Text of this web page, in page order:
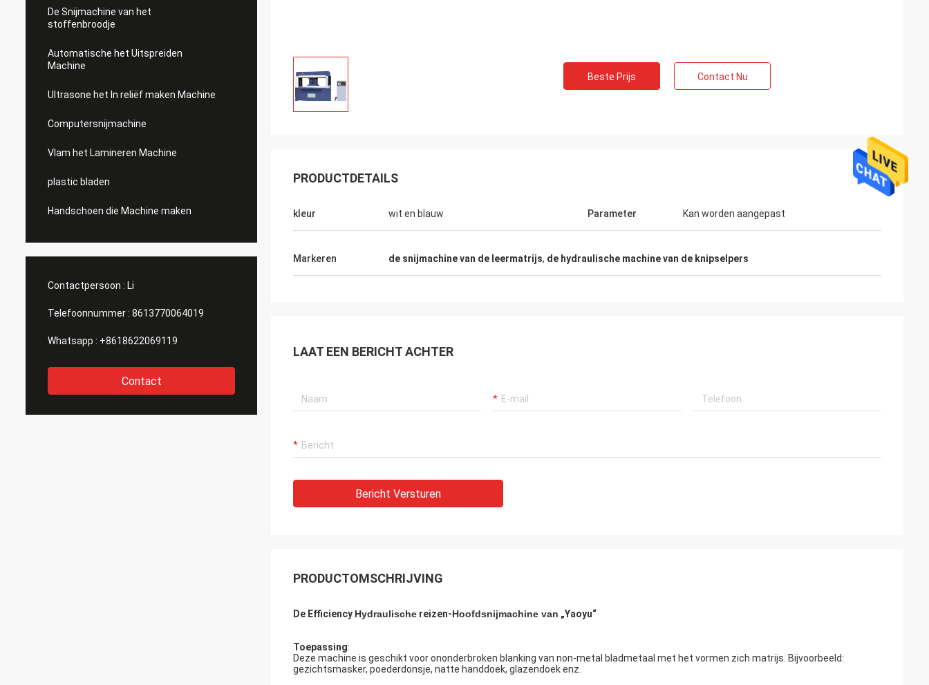
De Snijmachine van het
stoffenbroodje
Automatische het Uitspreiden
Machine
Ultrasone het In reliëf maken Machine
Computersnijmachine
Vlam het Lamineren Machine
plastic bladen
Handschoen die Machine maken
Contactpersoon : Li
Telefoonnummer : 8613770064019
Whatsapp : +8618622069119
Contact
Beste Prijs Contact Nu
PRODUCTDETAILS
kleur wit en blauw Parameter Kan worden aangepast
Markeren de snijmachine van de leermatrijs, de hydraulische machine van de knipselpers
LAAT EEN BERICHT ACHTER
Bericht Versturen
PRODUCTOMSCHRIJVING
De Efficiency Hydraulische reizen-Hoofdsnijmachine van „Yaoyu“
Toepassing:
Deze machine is geschikt voor ononderbroken blanking van non-metal bladmetaal met het vormen zich matrijs. Bijvoorbeeld:
gezichtsmasker, poederdonsje, natte handdoek, glazendoek enz.